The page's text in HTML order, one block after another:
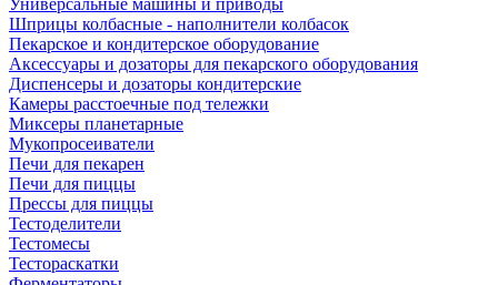
Универсальные машины и приводы
Шприцы колбасные - наполнители колбасок
Пекарское и кондитерское оборудование
Аксессуары и дозаторы для пекарского оборудования
Диспенсеры и дозаторы кондитерские
Камеры расстоечные под тележки
Миксеры планетарные
Мукопросеиватели
Печи для пекарен
Печи для пиццы
Прессы для пиццы
Тестоделители
Тестомесы
Тестораскатки